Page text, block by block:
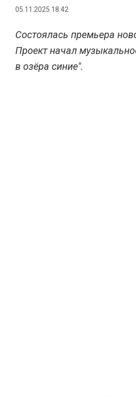
05.11.2025 18:42
Состоялась премьера
Проект начал
в озёра синие".